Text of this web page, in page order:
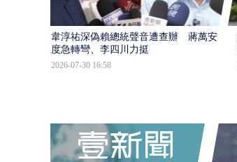
韋淳祐深偽賴總統聲音遭查辦 蔣萬安態
度急轉彎、李四川力挺
2026-07-30 16:58